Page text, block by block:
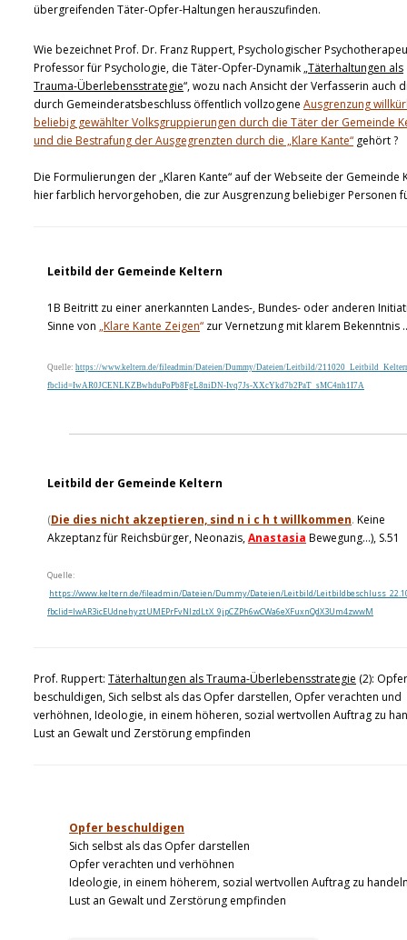
übergreifenden Täter-Opfer-Haltungen herauszufinden.
Wie bezeichnet Prof. Dr. Franz Ruppert, Psychologischer
Professor für Psychologie, die Täter-Opfer-Dynamik „Täterhaltungen als
Trauma-Überlebensstrategie“, wozu nach Ansicht der Verfasserin auch
durch Gemeinderatsbeschluss öffentlich vollzogene Ausgrenzung
beliebig gewählter Volksgruppierungen durch die Täter der Gemeinde
und die Bestrafung der Ausgegrenzten durch die „Klare Kante“ gehört ?
Die Formulierungen der „Klaren Kante“ auf der Webseite der Gemeinde
hier farblich hervorgehoben, die zur Ausgrenzung beliebiger Personen
Leitbild der Gemeinde Keltern
1B Beitritt zu einer anerkannten Landes-, Bundes- oder anderen
Sinne von „Klare Kante Zeigen“ zur Vernetzung mit klarem Bekenntnis
Quelle: https://www.keltern.de/fileadmin/Dateien/Dummy/Dateien/Leitbild/
fbclid=IwAR0JCENLKZBwhduPoPb8FgL8niDN-Ivq7Js-XXcYkd7b2PaT_sMC4nh1I7A
Leitbild der Gemeinde Keltern
(Die dies nicht akzeptieren, sind n i c h t willkommen. Keine
Akzeptanz für Reichsbürger, Neonazis,Anastasia Bewegung…), S.51
Quelle:
https://www.keltern.de/fileadmin/Dateien/Dummy/Dateien/Leitbild/
fbclid=IwAR3icEUdnehyztUMEPrFvNlzdLtX_9jpCZPh6wCWa6eXFuxnQdX3Um4zwwM
Prof. Ruppert: Täterhaltungen als Trauma-Überlebensstrategie (2): Opfer
beschuldigen, Sich selbst als das Opfer darstellen, Opfer verachten und
verhöhnen, Ideologie, in einem höheren, sozial wertvollen Auftrag zu
Lust an Gewalt und Zerstörung empfinden
Opfer beschuldigen
Sich selbst als das Opfer darstellen
Opfer verachten und verhöhnen
Ideologie, in einem höherem, sozial wertvollen Auftrag zu
Lust an Gewalt und Zerstörung empfinden